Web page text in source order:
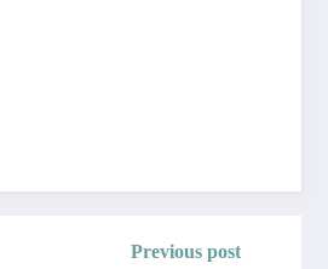
Previous post